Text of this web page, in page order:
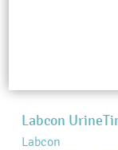
Labcon
Labcon